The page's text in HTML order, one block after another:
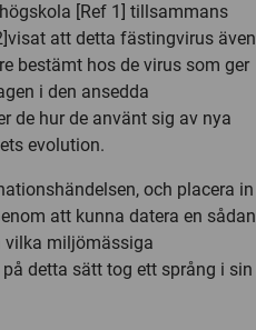
[Ref 1] tillsammans
att detta fästingvirus även
bestämt hos de virus som ger
i den ansedda
de hur de använt sig av nya
evolution.
och placera in
att kunna datera en sådan
vilka miljömässiga
detta sätt tog ett språng i sin